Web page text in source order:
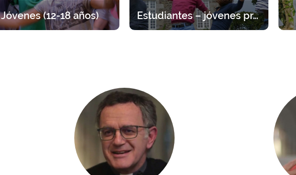
Jóvenes (12-18 años) Estudiantes – jóvenes profesionales